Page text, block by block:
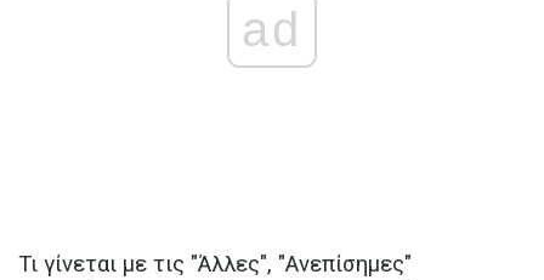
ad
Τι γίνεται με τις "Άλλες", "Ανεπίσημες"